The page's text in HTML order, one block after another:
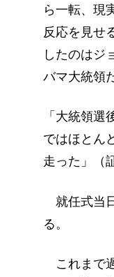
ら一転、現
反応を見せ
したのはジ
バマ大統領
「大統領
ではほとん
走った」（
就任式当
る。
これまで